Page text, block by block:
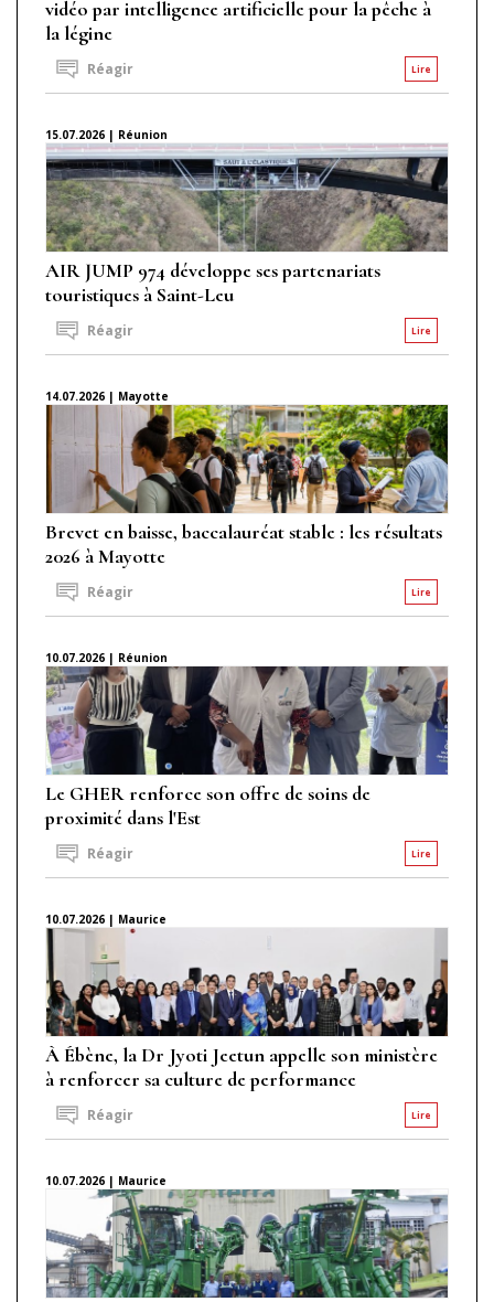
vidéo par intelligence artificielle pour la pêche à
la légine
Lire
Réagir
15.07.2026 | Réunion
AIR JUMP 974 développe ses partenariats
touristiques à Saint-Leu
Lire
Réagir
14.07.2026 | Mayotte
Brevet en baisse, baccalauréat stable : les résultats
2026 à Mayotte
Lire
Réagir
10.07.2026 | Réunion
Le GHER renforce son offre de soins de
proximité dans l'Est
Lire
Réagir
10.07.2026 | Maurice
À Ébène, la Dr Jyoti Jeetun appelle son ministère
à renforcer sa culture de performance
Lire
Réagir
10.07.2026 | Maurice